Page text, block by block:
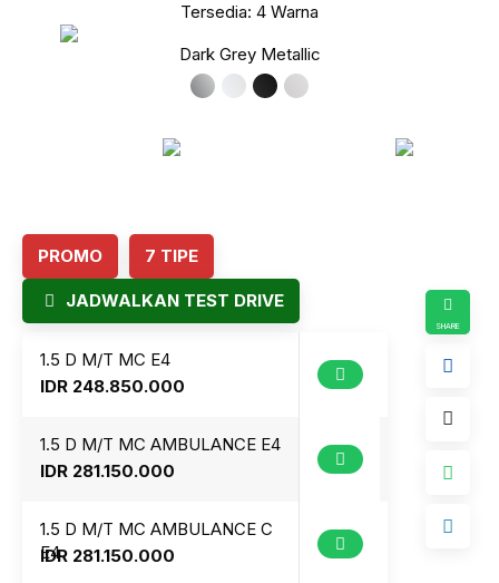
Lainnya
Tersedia: 4 Warna
Dark Grey Metallic
8
PROMO 7 TIPE
JADWALKAN TEST DRIVE
1.5 D M/T MC E4
IDR 248.850.000
1.5 D M/T MC AMBULANCE E4
IDR 281.150.000
1.5 D M/T MC AMBULANCE C
E4
IDR 281.150.000